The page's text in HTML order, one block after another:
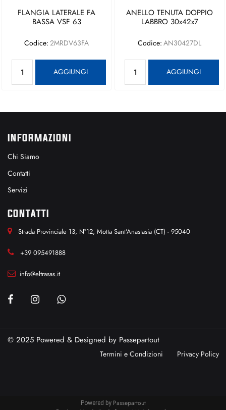
FLANGIA LATERALE FA
BASSA VSF 63
Codice: 2MRDV63FA
AGGIUNGI
ANELLO TENUTA DOPPIO
LABBRO 30x42x7
Codice: AN30427DL
AGGIUNGI
INFORMAZIONI
Chi Siamo
Contatti
Servizi
CONTATTI
Strada Provinciale 13, N°12, Motta Sant'Anastasia (CT) - 95040
+39 095491888
info@eltrasas.it
© 2025 Powered & Designed by Passepartout
Termini e Condizioni Privacy Policy
Powered by Passepartout